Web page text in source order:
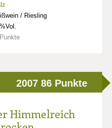
/ Riesling
2007 86 Punkte
Himmelreich